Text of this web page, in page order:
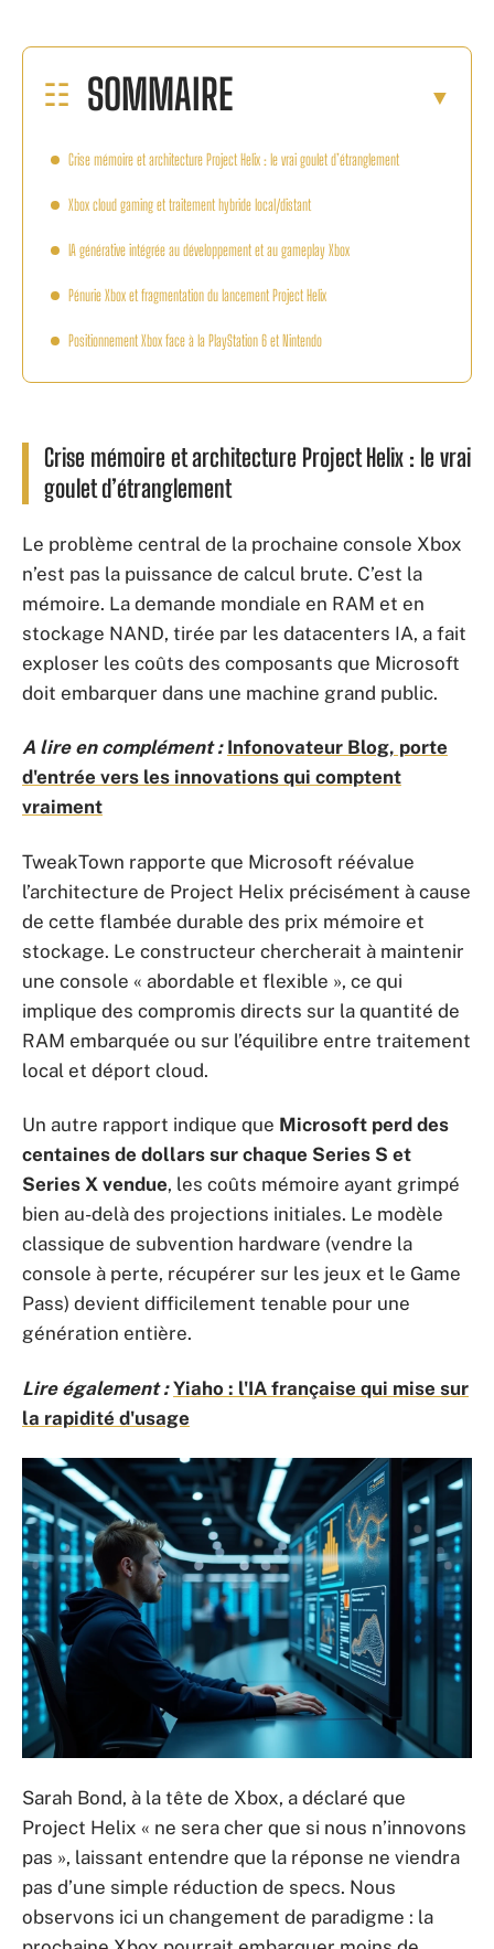
SOMMAIRE
Crise mémoire et architecture Project Helix : le vrai goulet d’étranglement
Xbox cloud gaming et traitement hybride local/distant
IA générative intégrée au développement et au gameplay Xbox
Pénurie Xbox et fragmentation du lancement Project Helix
Positionnement Xbox face à la PlayStation 6 et Nintendo
Crise mémoire et architecture Project Helix : le vrai
goulet d’étranglement
Le problème central de la prochaine console Xbox
n’est pas la puissance de calcul brute. C’est la
mémoire. La demande mondiale en RAM et en
stockage NAND, tirée par les datacenters IA, a fait
exploser les coûts des composants que Microsoft
doit embarquer dans une machine grand public.
A lire en complément : Infonovateur Blog, porte
d'entrée vers les innovations qui comptent
vraiment
TweakTown rapporte que Microsoft réévalue
l’architecture de Project Helix précisément à cause
de cette flambée durable des prix mémoire et
stockage. Le constructeur chercherait à maintenir
une console « abordable et flexible », ce qui
implique des compromis directs sur la quantité de
RAM embarquée ou sur l’équilibre entre traitement
local et déport cloud.
Un autre rapport indique que Microsoft perd des
centaines de dollars sur chaque Series S et
Series X vendue, les coûts mémoire ayant grimpé
bien au-delà des projections initiales. Le modèle
classique de subvention hardware (vendre la
console à perte, récupérer sur les jeux et le Game
Pass) devient difficilement tenable pour une
génération entière.
Lire également : Yiaho : l'IA française qui mise sur
la rapidité d'usage
Sarah Bond, à la tête de Xbox, a déclaré que
Project Helix « ne sera cher que si nous n’innovons
pas », laissant entendre que la réponse ne viendra
pas d’une simple réduction de specs. Nous
observons ici un changement de paradigme : la